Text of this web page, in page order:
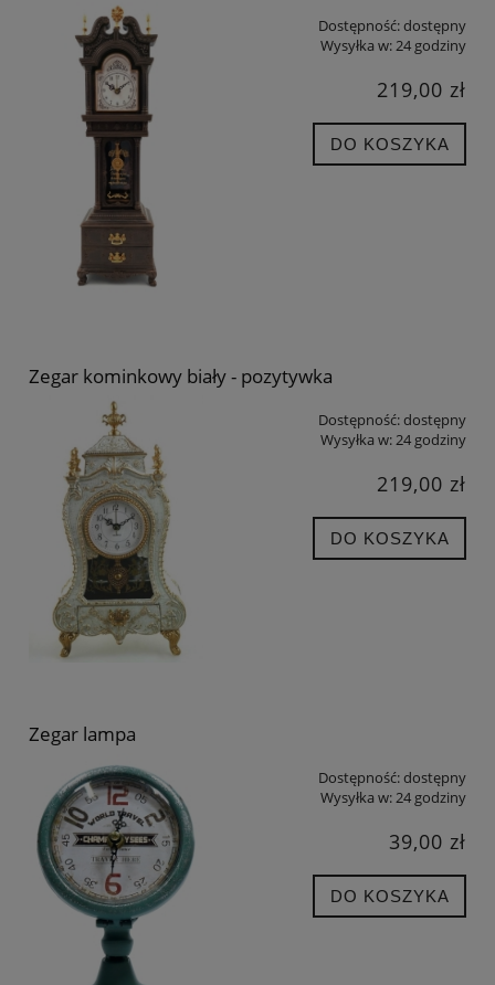
Dostępność:dostępny
Wysyłka w:24 godziny
219,00 zł
DO KOSZYKA
Zegar kominkowy biały - pozytywka
Dostępność:dostępny
Wysyłka w:24 godziny
219,00 zł
DO KOSZYKA
Zegar lampa
Dostępność:dostępny
Wysyłka w:24 godziny
39,00 zł
DO KOSZYKA